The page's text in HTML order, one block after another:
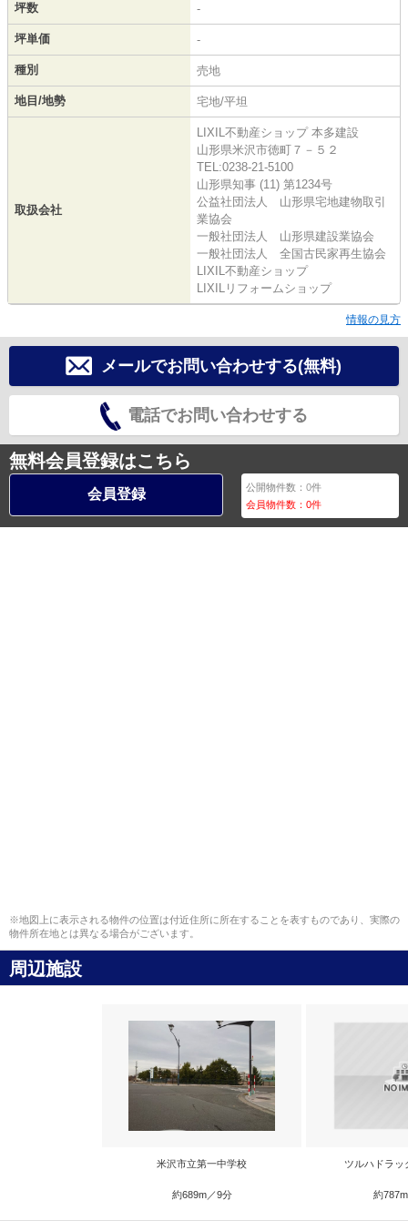
坪数 -
坪単価 -
種別 売地
地目/地勢 宅地/平坦
取扱会社
LIXIL不動産ショップ 本多建設
山形県米沢市徳町７－５２
TEL:0238-21-5100
山形県知事 (11) 第1234号
公益社団法人 山形県宅地建物取引
業協会
一般社団法人 山形県建設業協会
一般社団法人 全国古民家再生協会
LIXIL不動産ショップ
LIXILリフォームショップ
情報の見方
メールでお問い合わせする(無料)
電話でお問い合わせする
無料会員登録はこちら
会員登録 公開物件数：0件
会員物件数：0件
※地図上に表示される物件の位置は付近住所に所在することを表すものであり、実際の
物件所在地とは異なる場合がございます。
周辺施設
米沢市立第一中学校
約689m／9分
ツルハドラッ
約